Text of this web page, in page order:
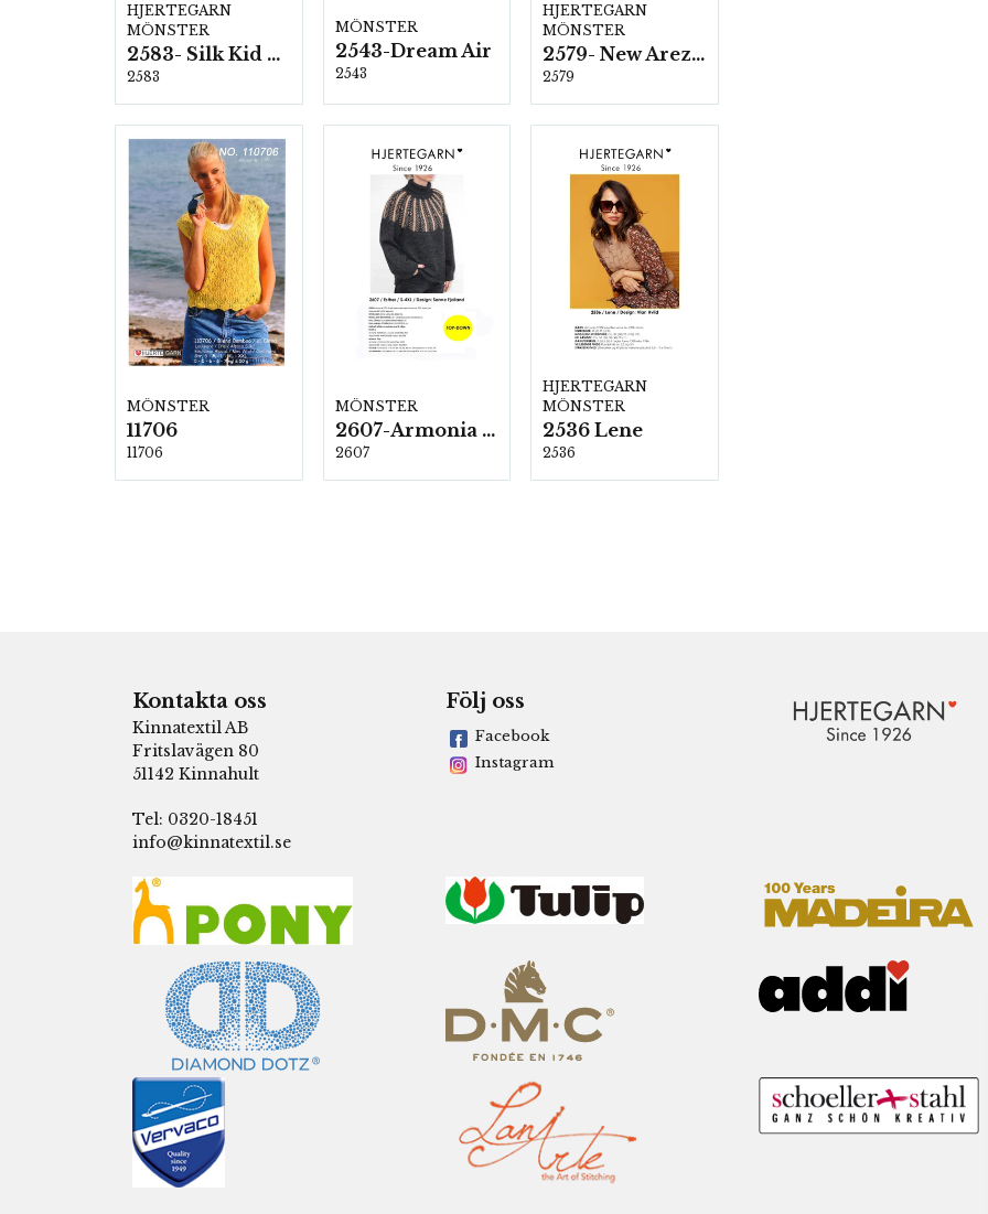
HJERTEGARN
MÖNSTER
2583- Silk Kid Mohair
2583
MÖNSTER
2543-Dream Air
2543
HJERTEGARN
MÖNSTER
2579- New Arezzo
2579
MÖNSTER
11706
11706
MÖNSTER
2607-Armonia och Alpaca 400
2607
HJERTEGARN
MÖNSTER
2536 Lene
2536
Kontakta oss
Kinnatextil AB
Fritslavägen 80
51142 Kinnahult
Tel: 0320-18451
info@kinnatextil.se
Följ oss
Facebook
Instagram